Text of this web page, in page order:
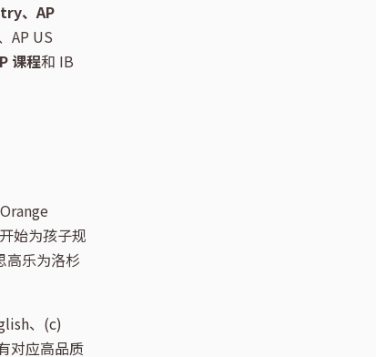
、AP
AP US
课程和 IB
始为孩子规
高乐为洛杉
、(c)
对应高品质